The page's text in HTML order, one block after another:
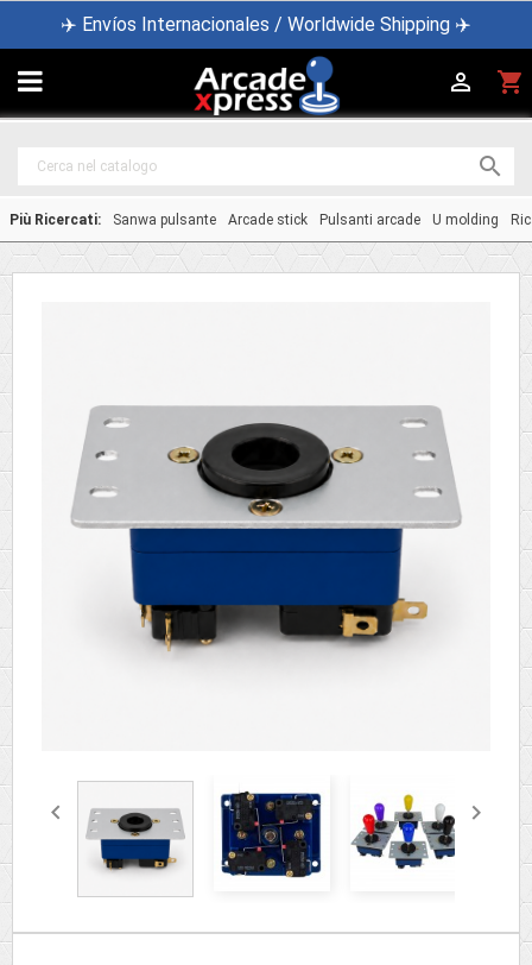
✈️ Envíos Internacionales / Worldwide Shipping ✈️
 shopping_cart


Più Ricercati: Sanwa pulsante Arcade stick Pulsanti arcade U molding
 